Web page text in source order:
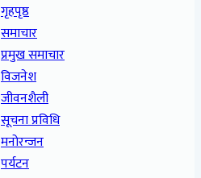
गृहपृष्ठ
समाचार
प्रमुख समाचार
विजनेश
जीवनशैली
सूचना प्रविधि
मनोरन्जन
पर्यटन